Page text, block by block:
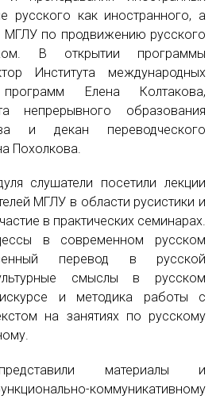
МАПРЯЛ
МАПРЯЛ
МАПРЯЛ
В МИРЕ
семинары по
русского как иностранного, а
МГЛУ по продвижению русского
В открытии программы
Института международных
программ Елена Колтакова,
непрерывного образования
и декан переводческого
Похолкова.
слушатели посетили лекции
МГЛУ в области русистики и
в практических семинарах.
в современном русском
перевод в русской
смыслы в русском
и методика работы с
на занятиях по русскому
материалы и
коммуникативному